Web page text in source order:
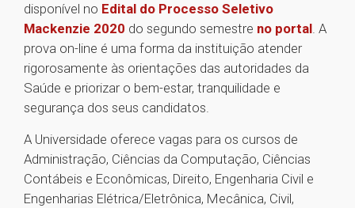
disponível no Edital do Processo Seletivo
Mackenzie 2020 do segundo semestre no portal. A
prova on-line é uma forma da instituição atender
rigorosamente às orientações das autoridades da
Saúde e priorizar o bem-estar, tranquilidade e
segurança dos seus candidatos.
A Universidade oferece vagas para os cursos de
Administração, Ciências da Computação, Ciências
Contábeis e Econômicas, Direito, Engenharia Civil e
Engenharias Elétrica/Eletrônica, Mecânica, Civil,